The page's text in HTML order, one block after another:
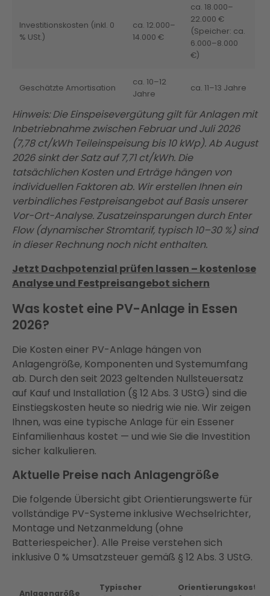
Investitionskosten (inkl. 0
% USt.)
ca. 12.000–
14.000 €
ca. 18.000–
22.000 €
(Speicher: ca.
6.000–8.000
€)
Geschätzte Amortisation
ca. 10–12
Jahre
ca. 11–13 Jahre
Hinweis: Die Einspeisevergütung gilt für Anlagen mit
Inbetriebnahme zwischen Februar und Juli 2026
(7,78 ct/kWh Teileinspeisung bis 10 kWp). Ab August
2026 sinkt der Satz auf 7,71 ct/kWh. Die
tatsächlichen Kosten und Erträge hängen von
individuellen Faktoren ab. Wir erstellen Ihnen ein
verbindliches Festpreisangebot auf Basis unserer
Vor-Ort-Analyse. Zusatzeinsparungen durch Enter
Flow (dynamischer Stromtarif, typisch 10–30 %) sind
in dieser Rechnung noch nicht enthalten.
Jetzt Dachpotenzial prüfen lassen – kostenlose
Analyse und Festpreisangebot sichern
Was kostet eine PV-Anlage in Essen
2026?
Die Kosten einer PV-Anlage hängen von
Anlagengröße, Komponenten und Systemumfang
ab. Durch den seit 2023 geltenden Nullsteuersatz
auf Kauf und Installation (§ 12 Abs. 3 UStG) sind die
Einstiegskosten heute so niedrig wie nie. Wir zeigen
Ihnen, was eine typische Anlage für ein Essener
Einfamilienhaus kostet — und wie Sie die Investition
sicher kalkulieren.
Aktuelle Preise nach Anlagengröße
Die folgende Übersicht gibt Orientierungswerte für
vollständige PV-Systeme inklusive Wechselrichter,
Montage und Netzanmeldung (ohne
Batteriespeicher). Alle Preise verstehen sich
inklusive 0 % Umsatzsteuer gemäß § 12 Abs. 3 UStG.
Anlagengröße
Typischer
Orientierungskosten